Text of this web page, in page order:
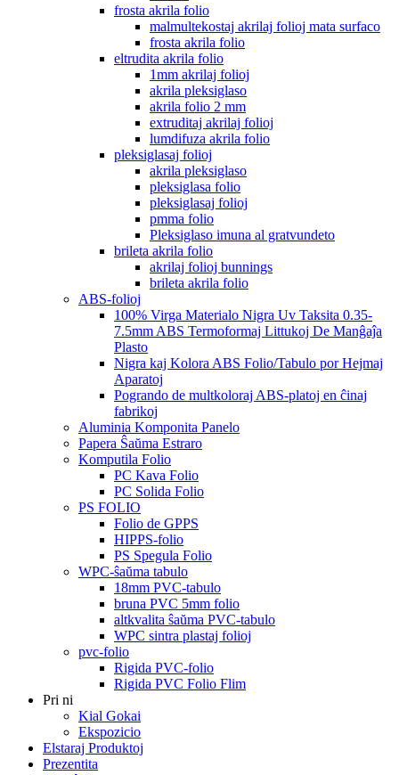
frosta akrila folio
malmultekostaj akrilaj folioj mata surfaco
frosta akrila folio
eltrudita akrila folio
1mm akrilaj folioj
akrila pleksiglaso
akrila folio 2 mm
extruditaj akrilaj folioj
lumdifuza akrila folio
pleksiglasaj folioj
akrila pleksiglaso
pleksiglasa folio
pleksiglasaj folioj
pmma folio
Pleksiglaso imuna al gratvundeto
brileta akrila folio
akrilaj folioj bunnings
brileta akrila folio
ABS-folioj
100% Virga Materialo Nigra Uv Taksita 0.35-
7.5mm ABS Termoformaj Littukoj De Manĝaĵa
Plasto
Nigra kaj Kolora ABS Folio/Tabulo por Hejmaj
Aparatoj
Pogrando de multkoloraj ABS-platoj en ĉinaj
fabrikoj
Aluminia Komponita Panelo
Papera Ŝaŭma Estraro
Komputila Folio
PC Kava Folio
PC Solida Folio
PS FOLIO
Folio de GPPS
HIPPS-folio
PS Spegula Folio
WPC-ŝaŭma tabulo
18mm PVC-tabulo
bruna PVC 5mm folio
altkvalita ŝaŭma PVC-tabulo
WPC sintra plastaj folioj
pvc-folio
Rigida PVC-folio
Rigida PVC Folio Flim
Pri ni
Kial Gokai
Ekspozicio
Elstaraj Produktoj
Prezentita